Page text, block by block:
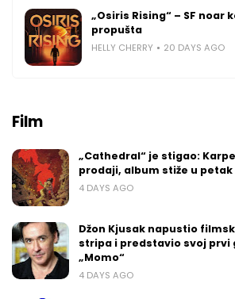
„Osiris Rising“ – SF noar
propušta
HELLY CHERRY 20 DAYS AGO
Film
„Cathedral“ je stigao:
prodaji, album stiže u petak
4 DAYS AGO
Džon Kjusak napustio
stripa i predstavio svoj prvi
„Momo“
4 DAYS AGO